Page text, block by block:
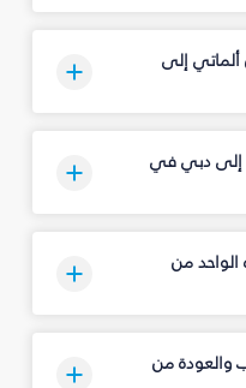
إلى
إلى دبي في
الواحد من
والعودة من